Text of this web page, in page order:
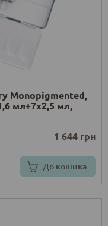
Monopigmented,
мл+7х2,5 мл,
1 644 грн
До кошика